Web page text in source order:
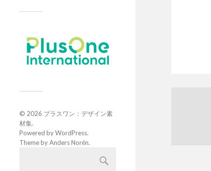
© 2026 プラスワン：デザイン素
材集.
Powered byWordPress.
Theme byAnders Norén.